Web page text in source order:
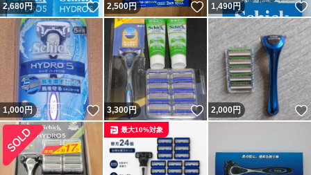
2,680円 いいね！
2,500円 いいね！
1,490円
1,000円 いいね！
3,300円 いいね！
2,000円
最大10%対象